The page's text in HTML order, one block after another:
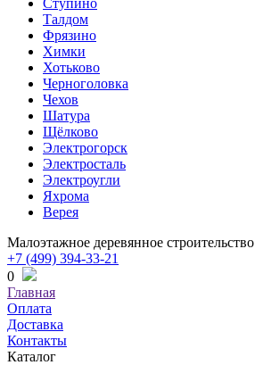
Ступино
Талдом
Фрязино
Химки
Хотьково
Черноголовка
Чехов
Шатура
Щёлково
Электрогорск
Электросталь
Электроугли
Яхрома
Верея
Малоэтажное деревянное строительство
+7 (499) 394-33-21
0
Главная
Оплата
Доставка
Контакты
Каталог